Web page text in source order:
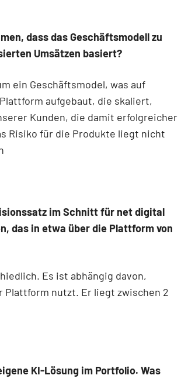
dass das Geschäftsmodell zu
Umsätzen basiert?
ein Geschäftsmodel, was auf
aufgebaut, die skaliert,
Kunden, die damit erfolgreicher
Risiko für die Produkte liegt nicht
im Schnitt für net digital
das in etwa über die Plattform von
Es ist abhängig davon,
Plattform nutzt. Er liegt zwischen 2
KI-Lösung im Portfolio. Was